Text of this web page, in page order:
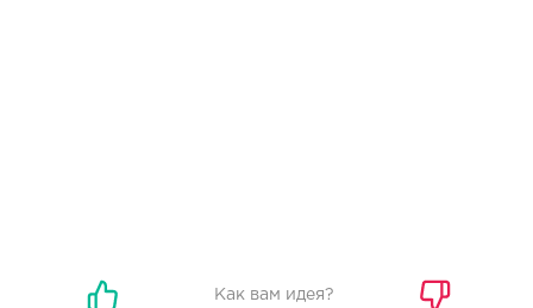
Как вам идея?